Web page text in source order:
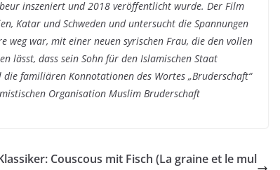
inszeniert und 2018 veröffentlicht wurde. Der Film
Katar und Schweden und untersucht die Spannungen
weg war, mit einer neuen syrischen Frau, die den vollen
lässt, dass sein Sohn für den Islamischen Staat
familiären Konnotationen des Wortes „Bruderschaft“
Organisation Muslim Bruderschaft
Couscous mit Fisch (La graine et le mul